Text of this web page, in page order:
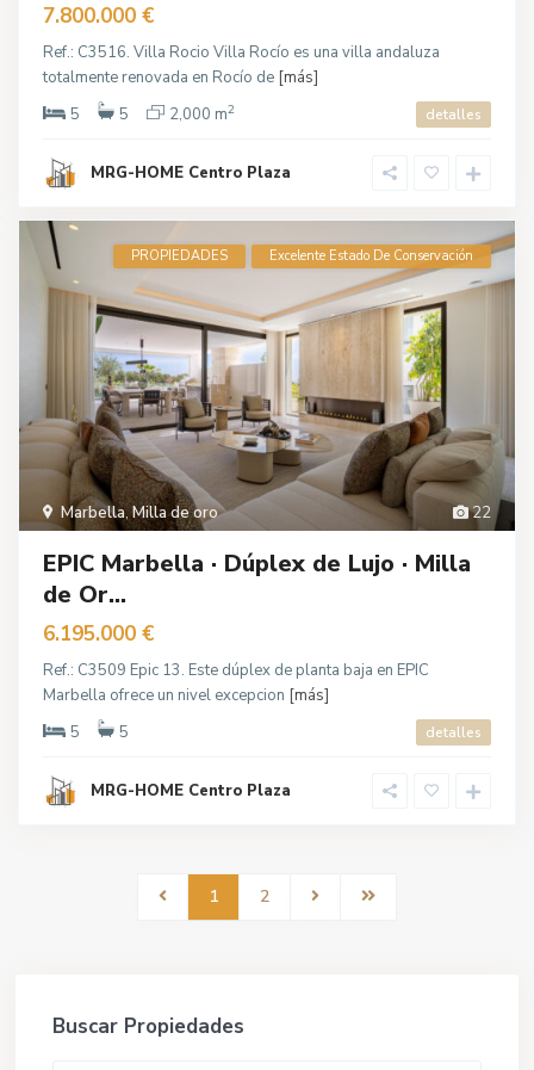
7.800.000 €
Ref.: C3516. Villa Rocio Villa Rocío es una villa andaluza
totalmente renovada en Rocío de [más]
5
5 2,000 m2 detalles
MRG-HOME Centro Plaza
22
Marbella,Milla de oro
PROPIEDADES Excelente Estado De Conservación
EPIC Marbella · Dúplex de Lujo · Milla
de Or...
6.195.000 €
Ref.: C3509 Epic 13. Este dúplex de planta baja en EPIC
Marbella ofrece un nivel excepcion [más]
5
5 detalles
MRG-HOME Centro Plaza
1 2
Buscar Propiedades